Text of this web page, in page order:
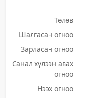
Төлөв
Шалгасан огноо
Зарласан огноо
Санал хүлээн авах
огноо
Нээх огноо